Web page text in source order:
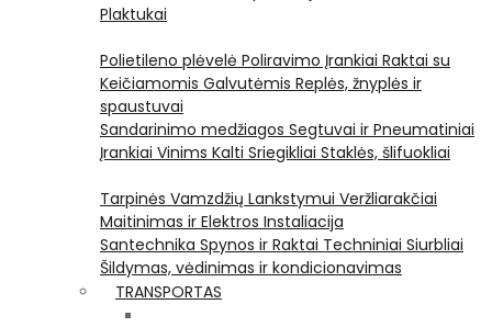
Plaktukai
Polietileno plėvelė Poliravimo Įrankiai Raktai su
Keičiamomis Galvutėmis Replės, žnyplės ir
spaustuvai
Sandarinimo medžiagos Segtuvai ir Pneumatiniai
Įrankiai Vinims Kalti Sriegikliai Staklės, šlifuokliai
Tarpinės Vamzdžių Lankstymui Veržliarakčiai
Maitinimas ir Elektros Instaliacija
Santechnika Spynos ir Raktai Techniniai Siurbliai
Šildymas, vėdinimas ir kondicionavimas
TRANSPORTAS